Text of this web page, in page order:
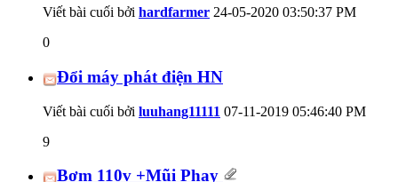
Viết bài cuối bởi hardfarmer 24-05-2020 03:50:37 PM
0
Đổi máy phát điện HN
Viết bài cuối bởi luuhang11111 07-11-2019 05:46:40 PM
9
Bơm 110v +Mũi Phay